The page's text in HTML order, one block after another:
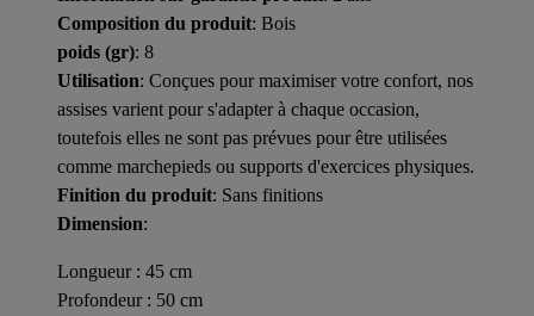
Composition du produit: Bois
poids (gr): 8
Utilisation: Conçues pour maximiser votre confort, nos
assises varient pour s'adapter à chaque occasion,
toutefois elles ne sont pas prévues pour être utilisées
comme marchepieds ou supports d'exercices physiques.
Finition du produit: Sans finitions
Dimension:
Longueur : 45 cm
Profondeur : 50 cm